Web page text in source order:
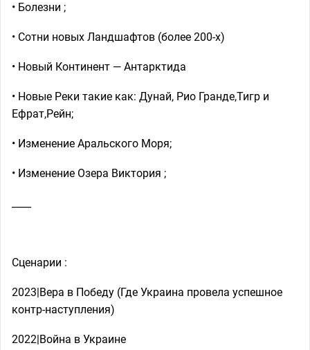
• Болезни ;
• Сотни новых Ландшафтов (более 200-х)
• Новый Континент — Антарктида
• Новые Реки такие как: Дунай, Рио Гранде,Тигр и
Ефрат,Рейн;
• Изменение Аральского Моря;
• Изменение Озера Виктория ;
Сценарии :
2023|Вера в Победу (Где Украина провела успешное
контр-наступления)
2022|Война в Украине